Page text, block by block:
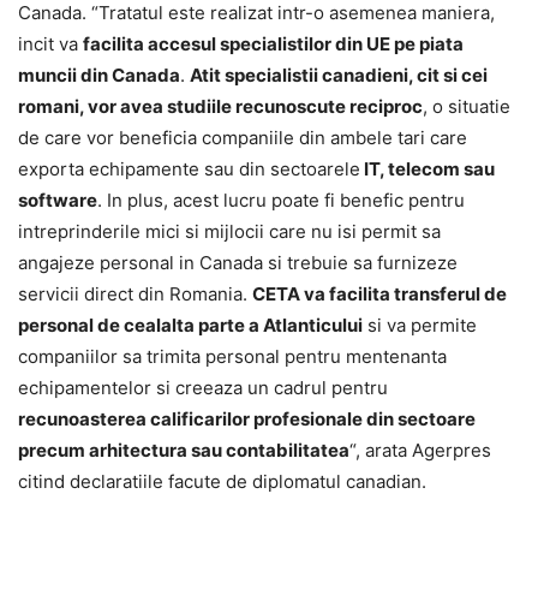
Canada. “Tratatul este realizat intr-o asemenea maniera,
incit va facilita accesul specialistilor din UE pe piata
muncii din Canada. Atit specialistii canadieni, cit si cei
romani, vor avea studiile recunoscute reciproc, o situatie
de care vor beneficia companiile din ambele tari care
exporta echipamente sau din sectoarele IT, telecom sau
software. In plus, acest lucru poate fi benefic pentru
intreprinderile mici si mijlocii care nu isi permit sa
angajeze personal in Canada si trebuie sa furnizeze
servicii direct din Romania. CETA va facilita transferul de
personal de cealalta parte a Atlanticului si va permite
companiilor sa trimita personal pentru mentenanta
echipamentelor si creeaza un cadrul pentru
recunoasterea calificarilor profesionale din sectoare
precum arhitectura sau contabilitatea“, arata Agerpres
citind declaratiile facute de diplomatul canadian.